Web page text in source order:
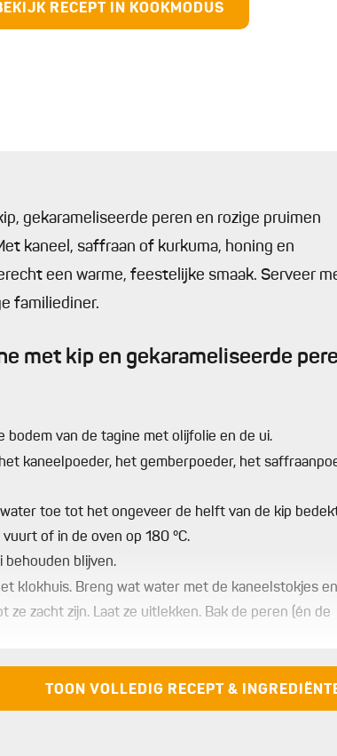
RECEPT IN KOOKMODUS
gekarameliseerde peren en rozige pruimen
kaneel, saffraan of kurkuma, honing en
een warme, feestelijke smaak. Serveer
familiediner.
met kip en gekarameliseerde
bodem van de tagine met olijfolie en de ui.
kaneelpoeder, het gemberpoeder, het
toe tot het ongeveer de helft van de kip
of in de oven op 180 °C.
behouden blijven.
klokhuis. Breng wat water met de kaneelstokjes en
zacht zijn. Laat ze uitlekken. Bak de peren (én de
en laat ze daarna uitlekken. Voeg de honing toe
TOON VOLLEDIG RECEPT &